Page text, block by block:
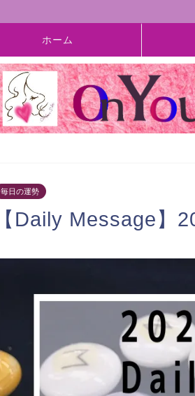
ホーム
毎日の運勢
【Daily Message】